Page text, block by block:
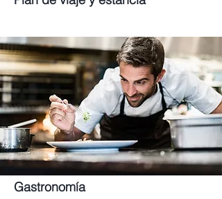
Gastronomía